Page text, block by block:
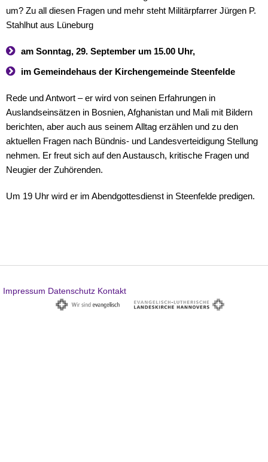
um? Zu all diesen Fragen und mehr steht Militärpfarrer Jürgen P.
Stahlhut aus Lüneburg
am Sonntag, 29. September um 15.00 Uhr,
im Gemeindehaus der Kirchengemeinde Steenfelde
Rede und Antwort – er wird von seinen Erfahrungen in
Auslandseinsätzen in Bosnien, Afghanistan und Mali mit Bildern
berichten, aber auch aus seinem Alltag erzählen und zu den
aktuellen Fragen nach Bündnis- und Landesverteidigung Stellung
nehmen. Er freut sich auf den Austausch, kritische Fragen und
Neugier der Zuhörenden.
Um 19 Uhr wird er im Abendgottesdienst in Steenfelde predigen.
Impressum Datenschutz Kontakt